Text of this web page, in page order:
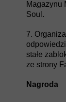
Magazynu
Soul.
7.
stałe
ze strony
Nagroda